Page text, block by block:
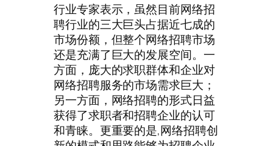
行业专家表示，虽然目前网络招
聘行业的三大巨头占据近七成的
市场份额，但整个网络招聘市场
还是充满了巨大的发展空间。一
方面，庞大的求职群体和企业对
网络招聘服务的市场需求巨大；
另一方面，网络招聘的形式日益
获得了求职者和招聘企业的认可
和青睐。更重要的是,网络招聘创